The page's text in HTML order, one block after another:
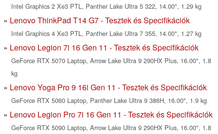
Intel Graphics 2 Xe3 PTL, Panther Lake Ultra 5 322, 14.00", 1.29 kg
Lenovo ThinkPad T14 G7 - Tesztek és Specifikációk
Intel Graphics 4 Xe3 PTL, Panther Lake Ultra 7 355, 14.00", 1.27 kg
Lenovo Legion 7i 16 Gen 11 - Tesztek és Specifikációk
GeForce RTX 5070 Laptop, Arrow Lake Ultra 9 290HX Plus, 16.00", 1.8
kg
Lenovo Yoga Pro 9 16i Gen 11 - Tesztek és Specifikációk
GeForce RTX 5060 Laptop, Panther Lake Ultra 9 386H, 16.00", 1.9 kg
Lenovo Legion Pro 7i 16 Gen 11 - Tesztek és Specifikációk
GeForce RTX 5090 Laptop, Arrow Lake Ultra 9 290HX Plus, 16.00", 1.8